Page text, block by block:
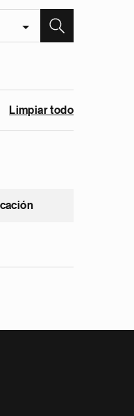
Limpiar todo